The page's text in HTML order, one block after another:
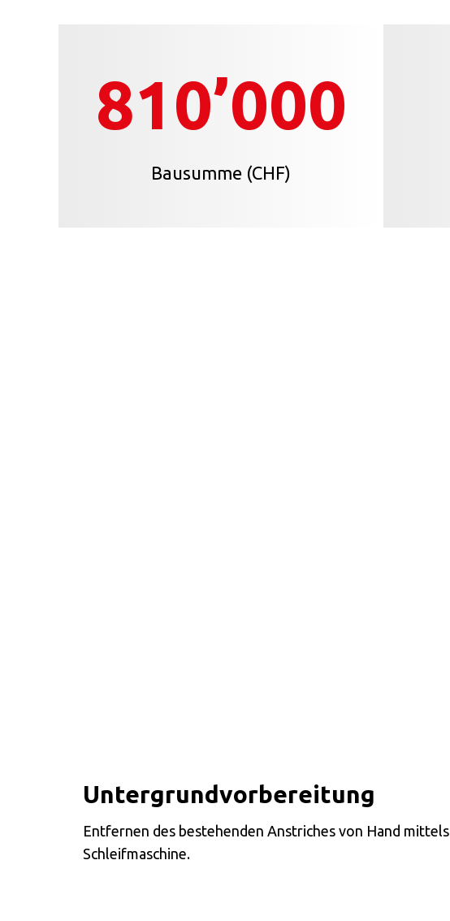
810’000
Bausumme (CHF)
Untergrundvorbereitung
Entfernen des bestehenden Anstriches von Hand mittels
Schleifmaschine.